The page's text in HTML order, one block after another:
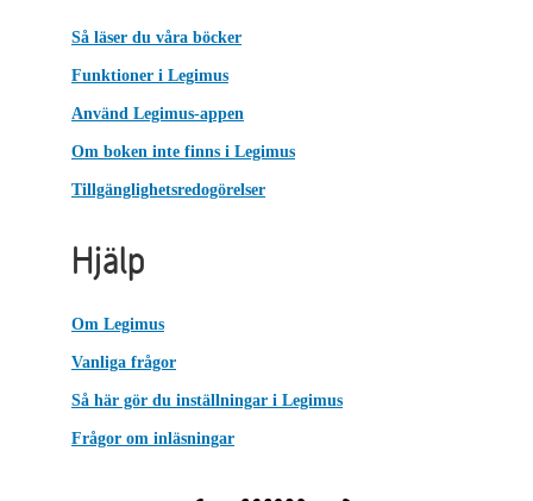
Så läser du våra böcker
Funktioner i Legimus
Använd Legimus-appen
Om boken inte finns i Legimus
Tillgänglighetsredogörelser
Hjälp
Om Legimus
Vanliga frågor
Så här gör du inställningar i Legimus
Frågor om inläsningar